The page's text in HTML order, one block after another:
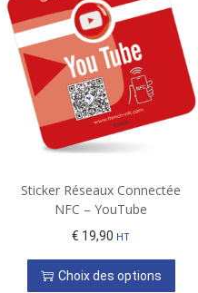
Sticker Réseaux Connectée
NFC – YouTube
€ 19,90 HT
Choix des options